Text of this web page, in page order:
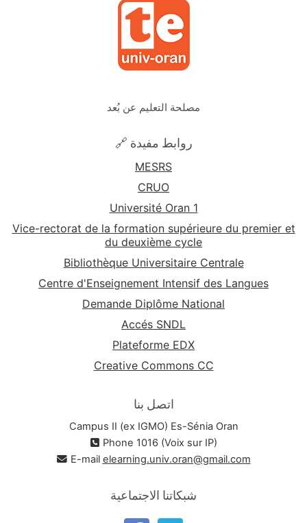
مصلحة التعليم عن بُعد
🔗 روابط مفيدة
MESRS
CRUO
Université Oran 1
Vice-rectorat de la formation supérieure du premier et
du deuxième cycle
Bibliothèque Universitaire Centrale
Centre d'Enseignement Intensif des Langues
Demande Diplôme National
Accés SNDL
Plateforme EDX
Creative Commons CC
اتصل بنا
Campus II (ex IGMO) Es-Sénia Oran
Phone 1016 (Voix sur IP)
E-mail elearning.univ.oran@gmail.com
شبكاتنا الاجتماعية